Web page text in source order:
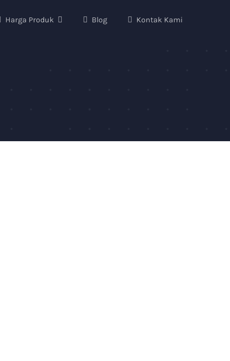
Harga Produk Blog Kontak Kami